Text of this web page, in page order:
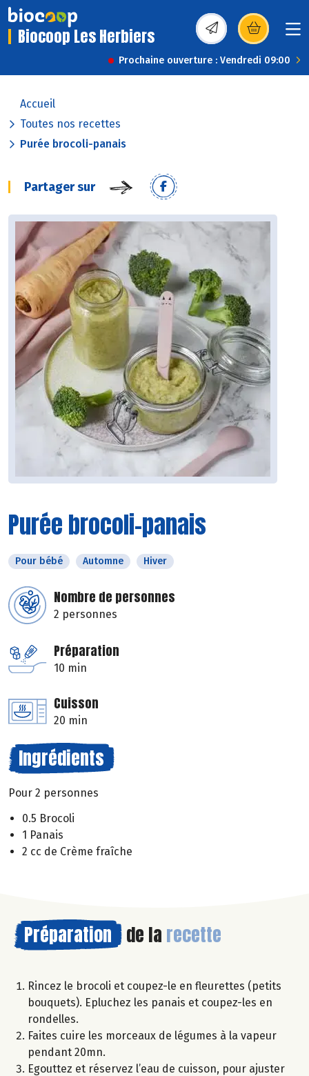
Biocoop Les Herbiers (s’ouvre dans une
Prochaine ouverture : Vendredi 09:00
Accueil
Toutes nos recettes
Purée brocoli-panais
Partager sur
Purée brocoli-panais
Pour bébé Automne Hiver
Nombre de personnes
2 personnes
Préparation
10 min
Cuisson
20 min
Ingrédients
Pour 2 personnes
0.5 Brocoli
1 Panais
2 cc de Crème fraîche
Préparation de la recette
Rincez le brocoli et coupez-le en fleurettes (petits
bouquets). Epluchez les panais et coupez-les en
rondelles.
Faites cuire les morceaux de légumes à la vapeur
pendant 20mn.
Egouttez et réservez l’eau de cuisson, pour ajuster